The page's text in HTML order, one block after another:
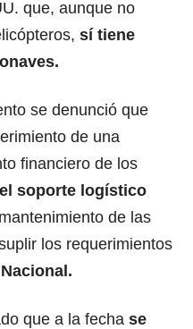
que, aunque no
sí tiene
se denunció que
de una
financiero de los
soporte logístico
de las
los requerimientos
que a la fecha se